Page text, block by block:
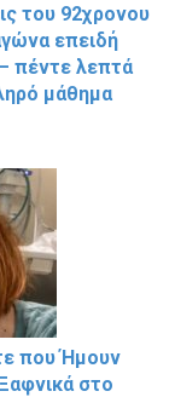
του 92χρονου
επειδή
πέντε λεπτά
μάθημα
που Ήμουν
στο